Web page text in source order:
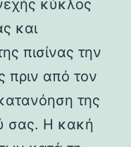
κύκλος
και
πισίνας την
πριν από τον
της
σας. Η κακή